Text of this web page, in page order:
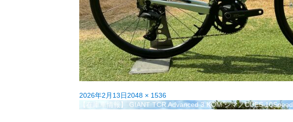
投
2026年2月13日フ
ル
2048 × 1536
【在庫車情報】 GIANT TCR Advanced 3 KOM シマノCUES 10Speed